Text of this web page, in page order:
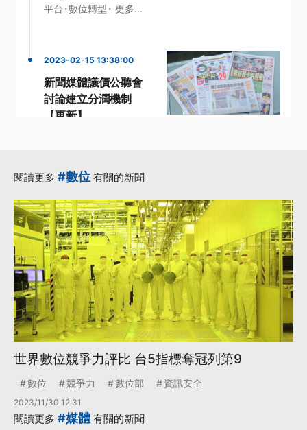
平台 ·數位轉型 · 更多...
2023-02-15 13:38:00
新聞媒體議價公聽會
討論建立分潤機制
【更新】
閱讀更多 #數位 有關的新聞
世界數位競爭力評比 台5指標奪冠列第9
數位 競爭力 數位部 資訊安全
2023/11/30 12:31
閱讀更多 #媒體 有關的新聞